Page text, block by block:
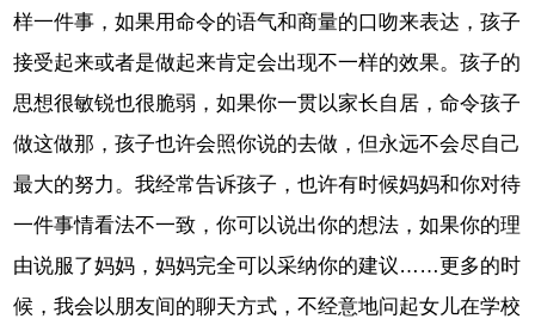
样一件事，如果用命令的语气和商量的口吻来表达，孩子
接受起来或者是做起来肯定会出现不一样的效果。孩子的
思想很敏锐也很脆弱，如果你一贯以家长自居，命令孩子
做这做那，孩子也许会照你说的去做，但永远不会尽自己
最大的努力。我经常告诉孩子，也许有时候妈妈和你对待
一件事情看法不一致，你可以说出你的想法，如果你的理
由说服了妈妈，妈妈完全可以采纳你的建议……更多的时
候，我会以朋友间的聊天方式，不经意地问起女儿在学校